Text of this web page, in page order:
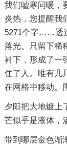
我们嘘寒问暖，
炎热，您提醒我
5271个字……透
落光。只留下稀
衬下，形成了一
住了人。唯有几
在网格中移动。
夕阳把大地镀上
芒似乎是液体，
带到哪层金色渐